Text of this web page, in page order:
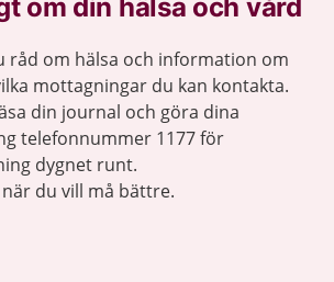
om din hälsa och vård
råd om hälsa och information om
mottagningar du kan kontakta.
din journal och göra dina
telefonnummer 1177 för
dygnet runt.
du vill må bättre.